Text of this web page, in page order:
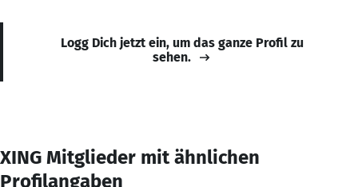
Logg Dich jetzt ein, um das ganze Profil zu
sehen.
XING Mitglieder mit ähnlichen
Profilangaben